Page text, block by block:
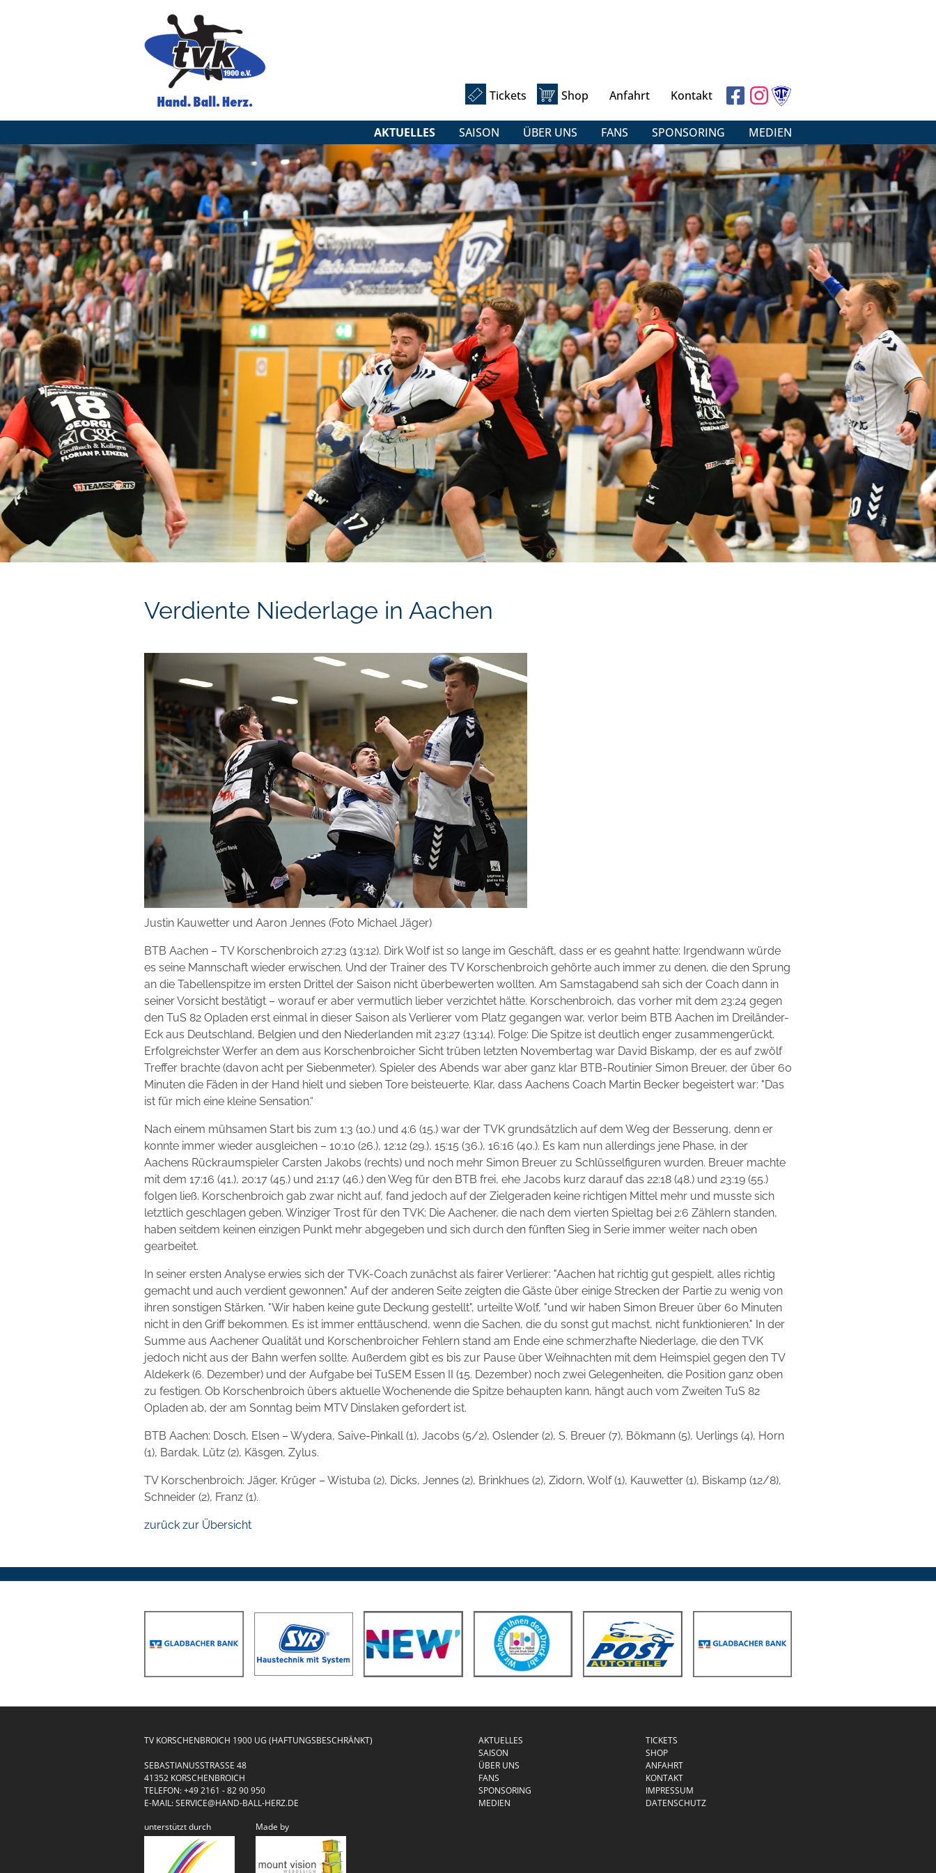
Kontakt
Anfahrt
Shop
Tickets
AKTUELLES SAISON ÜBER UNS FANS SPONSORING MEDIEN
Verdiente Niederlage in Aachen
Justin Kauwetter und Aaron Jennes (Foto Michael Jäger)
BTB Aachen – TV Korschenbroich 27:23 (13:12). Dirk Wolf ist so lange im Geschäft, dass er es geahnt hatte: Irgendwann würde
es seine Mannschaft wieder erwischen. Und der Trainer des TV Korschenbroich gehörte auch immer zu denen, die den Sprung
an die Tabellenspitze im ersten Drittel der Saison nicht überbewerten wollten. Am Samstagabend sah sich der Coach dann in
seiner Vorsicht bestätigt – worauf er aber vermutlich lieber verzichtet hätte. Korschenbroich, das vorher mit dem 23:24 gegen
den TuS 82 Opladen erst einmal in dieser Saison als Verlierer vom Platz gegangen war, verlor beim BTB Aachen im Dreiländer-
Eck aus Deutschland, Belgien und den Niederlanden mit 23:27 (13:14). Folge: Die Spitze ist deutlich enger zusammengerückt.
Erfolgreichster Werfer an dem aus Korschenbroicher Sicht trüben letzten Novembertag war David Biskamp, der es auf zwölf
Treffer brachte (davon acht per Siebenmeter). Spieler des Abends war aber ganz klar BTB-Routinier Simon Breuer, der über 60
Minuten die Fäden in der Hand hielt und sieben Tore beisteuerte. Klar, dass Aachens Coach Martin Becker begeistert war: "Das
ist für mich eine kleine Sensation.“
Nach einem mühsamen Start bis zum 1:3 (10.) und 4:6 (15.) war der TVK grundsätzlich auf dem Weg der Besserung, denn er
konnte immer wieder ausgleichen – 10:10 (26.), 12:12 (29.), 15:15 (36.), 16:16 (40.). Es kam nun allerdings jene Phase, in der
Aachens Rückraumspieler Carsten Jakobs (rechts) und noch mehr Simon Breuer zu Schlüsselfiguren wurden. Breuer machte
mit dem 17:16 (41.), 20:17 (45.) und 21:17 (46.) den Weg für den BTB frei, ehe Jacobs kurz darauf das 22:18 (48.) und 23:19 (55.)
folgen ließ. Korschenbroich gab zwar nicht auf, fand jedoch auf der Zielgeraden keine richtigen Mittel mehr und musste sich
letztlich geschlagen geben. Winziger Trost für den TVK: Die Aachener, die nach dem vierten Spieltag bei 2:6 Zählern standen,
haben seitdem keinen einzigen Punkt mehr abgegeben und sich durch den fünften Sieg in Serie immer weiter nach oben
gearbeitet.
In seiner ersten Analyse erwies sich der TVK-Coach zunächst als fairer Verlierer: "Aachen hat richtig gut gespielt, alles richtig
gemacht und auch verdient gewonnen." Auf der anderen Seite zeigten die Gäste über einige Strecken der Partie zu wenig von
ihren sonstigen Stärken. "Wir haben keine gute Deckung gestellt", urteilte Wolf, "und wir haben Simon Breuer über 60 Minuten
nicht in den Griff bekommen. Es ist immer enttäuschend, wenn die Sachen, die du sonst gut machst, nicht funktionieren." In der
Summe aus Aachener Qualität und Korschenbroicher Fehlern stand am Ende eine schmerzhafte Niederlage, die den TVK
jedoch nicht aus der Bahn werfen sollte. Außerdem gibt es bis zur Pause über Weihnachten mit dem Heimspiel gegen den TV
Aldekerk (6. Dezember) und der Aufgabe bei TuSEM Essen II (15. Dezember) noch zwei Gelegenheiten, die Position ganz oben
zu festigen. Ob Korschenbroich übers aktuelle Wochenende die Spitze behaupten kann, hängt auch vom Zweiten TuS 82
Opladen ab, der am Sonntag beim MTV Dinslaken gefordert ist.
BTB Aachen: Dosch, Elsen – Wydera, Saive-Pinkall (1), Jacobs (5/2), Oslender (2), S. Breuer (7), Bökmann (5), Uerlings (4), Horn
(1), Bardak, Lütz (2), Käsgen, Zylus.
TV Korschenbroich: Jäger, Krüger – Wistuba (2), Dicks, Jennes (2), Brinkhues (2), Zidorn, Wolf (1), Kauwetter (1), Biskamp (12/8),
Schneider (2), Franz (1).
zurück zur Übersicht
TV KORSCHENBROICH 1900 UG (HAFTUNGSBESCHRÄNKT)
SEBASTIANUSSTRASSE 48
41352 KORSCHENBROICH
TELEFON:+49 2161 - 82 90 950
E-MAIL:SERVICE@HAND-BALL-HERZ.DE
AKTUELLES
SAISON
ÜBER UNS
FANS
SPONSORING
MEDIEN
TICKETS
SHOP
ANFAHRT
KONTAKT
IMPRESSUM
DATENSCHUTZ
unterstützt durch
Made by